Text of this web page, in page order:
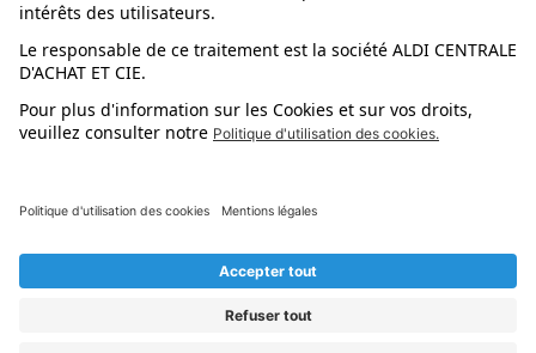
L'application mobile